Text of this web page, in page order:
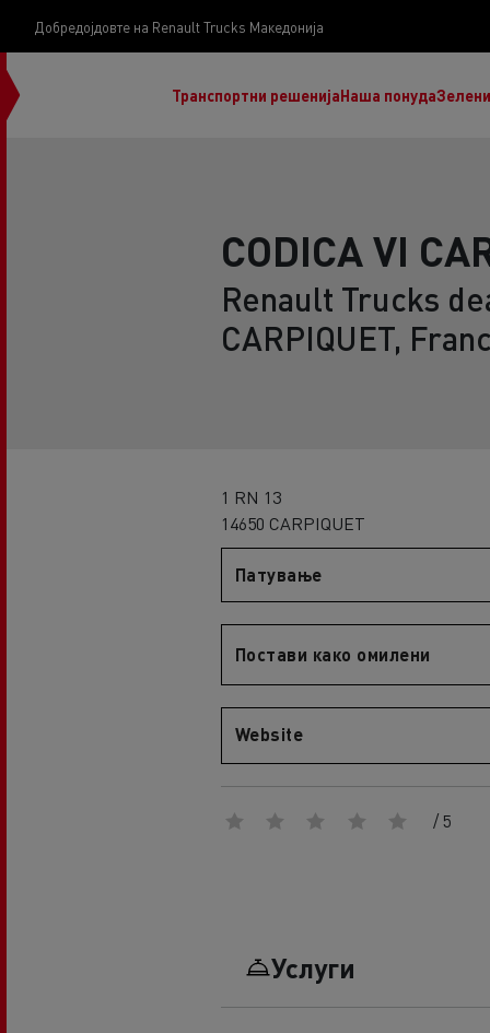
Добредојдовте на Renault Trucks Македонија
Транспортни решенијаНаша понуда
D Wide E-Tech
нашата визија
Koji kamion na alternativnu energiju je pravi za
An engineer's dream
Design: the electric truck revolution
CODICA VI
Renault Trucks
CARPIQUET,
1 RN 13
14650 CARPIQUET
Патување
Постави како омилени
Website
/ 5
Услуги